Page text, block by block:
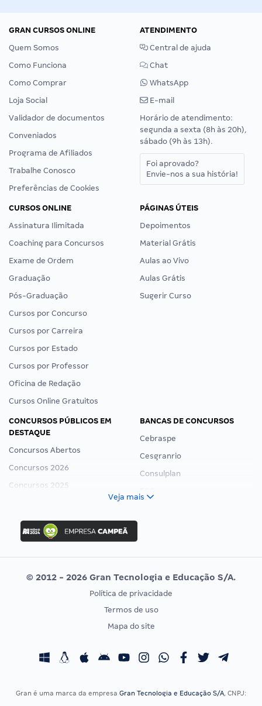
GRAN CURSOS ONLINE
Quem Somos
Como Funciona
Como Comprar
Loja Social
Validador de documentos
Conveniados
Programa de Afiliados
Trabalhe Conosco
Preferências de Cookies
ATENDIMENTO
Central de ajuda
Chat
WhatsApp
E-mail
Horário de atendimento:
segunda a sexta (8h às 20h),
sábado (9h às 13h).
Foi aprovado?
Envie-nos a sua história!
CURSOS ONLINE
Assinatura Ilimitada
Coaching para Concursos
Exame de Ordem
Graduação
Pós-Graduação
Cursos por Concurso
Cursos por Carreira
Cursos por Estado
Cursos por Professor
Oficina de Redação
Cursos Online Gratuitos
PÁGINAS ÚTEIS
Depoimentos
Material Grátis
Aulas ao Vivo
Aulas Grátis
Sugerir Curso
CONCURSOS PÚBLICOS EM
DESTAQUE
Concursos Abertos
Concursos 2026
Concursos 2025
Concurso Ibama
Concurso MPU
Editais publicados
BANCAS DE CONCURSOS
Cebraspe
Cesgranrio
Consulplan
Vunesp
CONCURSOS POR PROFISSÃO
Concursos Fiscais
EXAME DE ORDEM
Calendário OAB
Veja mais
© 2012 - 2026 Gran Tecnologia e Educação S/A.
Política de privacidade
Termos de uso
Mapa do site
Gran é uma marca da empresa Gran Tecnologia e Educação S/A, CNPJ: